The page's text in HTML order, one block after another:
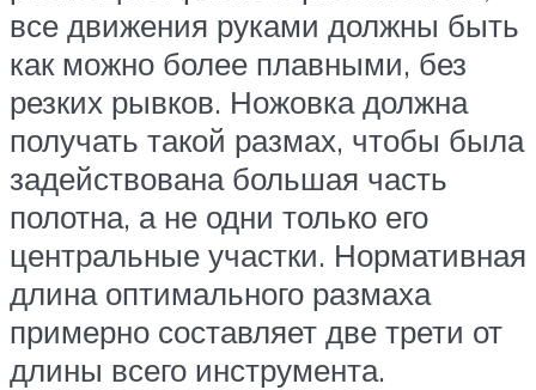
все движения руками должны быть
как можно более плавными, без
резких рывков. Ножовка должна
получать такой размах, чтобы была
задействована большая часть
полотна, а не одни только его
центральные участки. Нормативная
длина оптимального размаха
примерно составляет две трети от
длины всего инструмента.